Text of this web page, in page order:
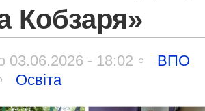
Кобзаря»
03.06.2026 - 18:02
ВПО
Освіта